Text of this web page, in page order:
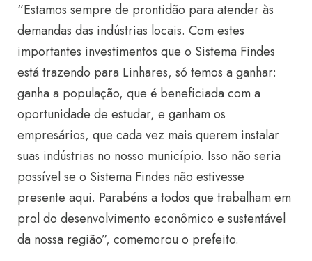
“Estamos sempre de prontidão para atender às
demandas das indústrias locais. Com estes
importantes investimentos que o Sistema Findes
está trazendo para Linhares, só temos a ganhar:
ganha a população, que é beneficiada com a
oportunidade de estudar, e ganham os
empresários, que cada vez mais querem instalar
suas indústrias no nosso município. Isso não seria
possível se o Sistema Findes não estivesse
presente aqui. Parabéns a todos que trabalham em
prol do desenvolvimento econômico e sustentável
da nossa região”, comemorou o prefeito.